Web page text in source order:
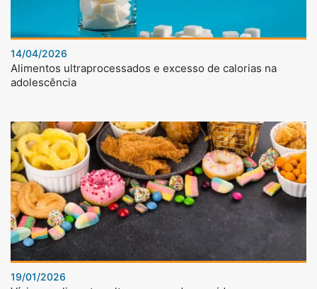
14/04/2026
Alimentos ultraprocessados e excesso de calorias na
adolescência
19/01/2026